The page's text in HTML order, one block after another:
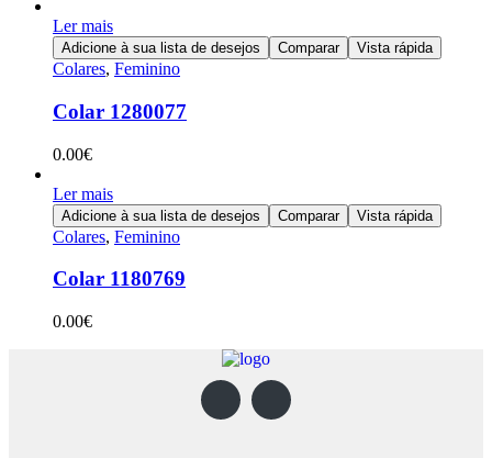
Ler mais
Adicione à sua lista de desejos Comparar Vista rápida
Colares, Feminino
Colar 1280077
0.00€
Ler mais
Adicione à sua lista de desejos Comparar Vista rápida
Colares, Feminino
Colar 1180769
0.00€